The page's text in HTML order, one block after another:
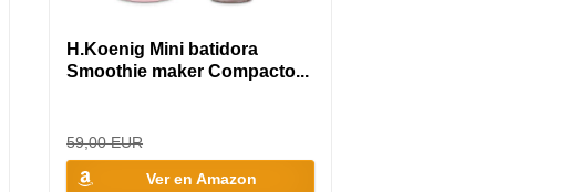
H.Koenig Mini batidora
Smoothie maker Compacto...
59,00 EUR
Ver en Amazon